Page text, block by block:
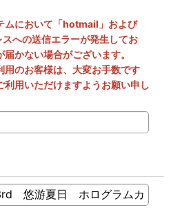
ムにおいて「hotmail」および
への送信エラーが発生してお
かない場合がございます。
用のお客様は、大変お手数です
用いただけますようお願い申し